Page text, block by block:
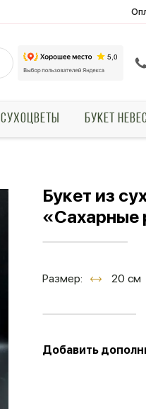
СУХОЦВЕТЫ БУКЕТ
Букет из
«Сахарные
Размер: 20 см
Добавить